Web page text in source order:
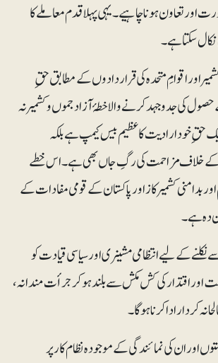
اور تعاون ہونا چاہیے۔ یہی پہلا قدم معاملے کا
سکتا ہے۔
اور اقوامِ متحدہ کی قراردادوں کے مطابق حقِ
کی جدوجہد کرنے والا خطۂ آزاد جموں و کشمیر نہ
خودارادیت کا عظیم بیس کیمپ ہے بلکہ
کے خلاف مزاحمت کی رگِ جاں بھی ہے۔ اس خطے
بدامنی کشمیر کاز اور پاکستان کے قومی مفادات کے
دہ ہے۔
کے لیے انتظامی مشینری اور سیاسی قیادت کو
اور اقتدار کی کش مکش سے بلند ہو کر جرأت مندانہ،
کردار ادا کرنا ہوگا۔
اور ان کی نمائندگی کےموجودہ نظام کار پر